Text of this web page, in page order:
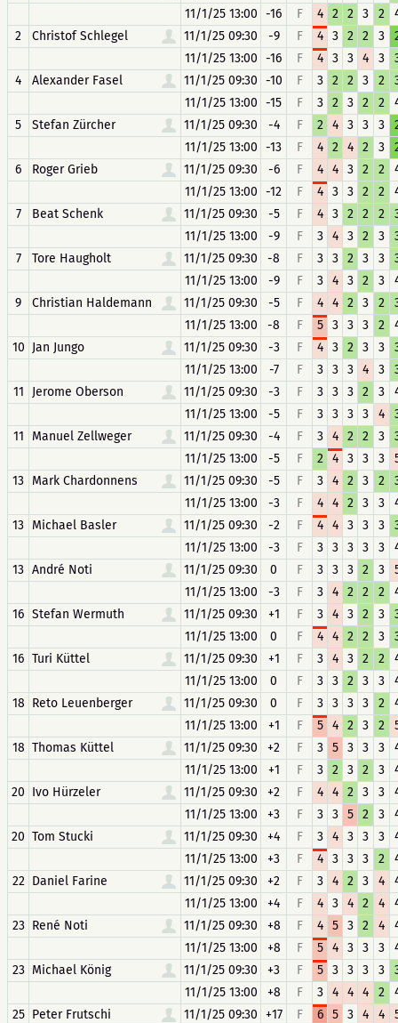
11/1/25 13:00 -16 F 4 2 2 3 2
2
Christof Schlegel 11/1/25 09:30 -9 F 4 3 2 2 3
11/1/25 13:00 -16 F 4 3 3 4 3
4
Alexander Fasel 11/1/25 09:30 -10 F 3 2 2 3 2
11/1/25 13:00 -15 F 3 2 3 2 2
5
Stefan Zürcher 11/1/25 09:30 -4 F 2 4 3 3 3
11/1/25 13:00 -13 F 4 2 4 2 3
6
Roger Grieb 11/1/25 09:30 -6 F 4 4 3 2 2
11/1/25 13:00 -12 F 4 3 3 2 2
7
Beat Schenk 11/1/25 09:30 -5 F 4 3 2 2 2
11/1/25 13:00
-9 F 3 4 3 2 3
7
Tore Haugholt 11/1/25 09:30 -8 F 3 3 2 3 3
11/1/25 13:00
-9 F 3 4 3 2 3
9
Christian Haldemann 11/1/25 09:30 -5 F 4 4 2 3 2
11/1/25 13:00
-8 F 5 3 3 3 2
10 Jan Jungo 11/1/25 09:30 -3 F 4 3 2 3 3
11/1/25 13:00
-7 F 3 3 3 4 3
11
Jerome Oberson 11/1/25 09:30 -3 F 3 3 3 2 3
11/1/25 13:00
-5 F 3 3 3 3 4
11
Manuel Zellweger 11/1/25 09:30 -4 F 3 4 2 2 3
11/1/25 13:00
-5 F 2 4 3 3 3
13 Mark Chardonnens 11/1/25 09:30 -5 F 3 4 2 3 2
11/1/25 13:00
-3 F 4 4 2 3 3
13 Michael Basler 11/1/25 09:30 -2 F 4 4 3 3 3
11/1/25 13:00
-3 F 3 3 3 3 3
13 André Noti 11/1/25 09:30 0 F 3 3 3 2 3
11/1/25 13:00
-3 F 3 4 2 2 2
16 Stefan Wermuth 11/1/25 09:30 +1 F 3 4 3 2 3
11/1/25 13:00
0 F 4 4 2 2 3
16 Turi Küttel 11/1/25 09:30 +1 F 3 4 3 2 2
11/1/25 13:00
0 F 3 3 2 3 3
18 Reto Leuenberger 11/1/25 09:30 0 F 3 3 3 3 2
11/1/25 13:00
+1 F 5 4 2 3 2
18 Thomas Küttel 11/1/25 09:30 +2 F 3 5 3 3 3
11/1/25 13:00
+1 F 3 2 3 2 3
20 Ivo Hürzeler 11/1/25 09:30 +2 F 4 4 2 3 3
11/1/25 13:00
+3 F 3 3 5 2 3
20 Tom Stucki 11/1/25 09:30 +4 F 3 4 3 3 3
11/1/25 13:00
+3 F 4 3 3 3 2
22 Daniel Farine 11/1/25 09:30 +2 F 3 4 2 3 4
11/1/25 13:00
+4 F 4 3 4 2 4
23 René Noti 11/1/25 09:30 +8 F 4 5 3 2 4
11/1/25 13:00
+8 F 5 4 3 3 3
23 Michael König 11/1/25 09:30 +3 F 5 3 3 3 3
11/1/25 13:00
+8 F 3 4 4 4 2
25 Peter Frutschi 11/1/25 09:30 +17 F 6 5 3 4 4